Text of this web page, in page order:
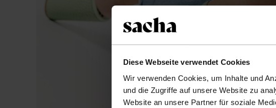
Diese Webseite verwendet Cookies
Wir verwenden Cookies, um Inhalte und
und die Zugriffe auf unsere Website zu
Website an unsere Partner für soziale